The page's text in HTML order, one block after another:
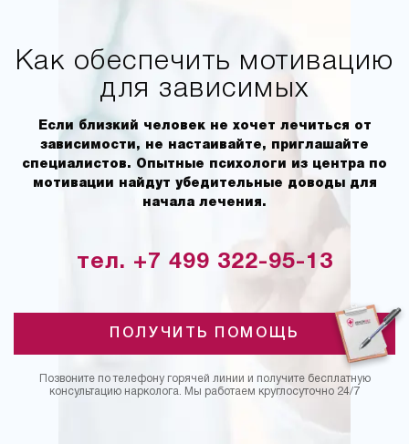
Как обеспечить мотивацию
для зависимых
Если близкий человек не хочет лечиться от
зависимости, не настаивайте, приглашайте
специалистов. Опытные психологи из центра по
мотивации найдут убедительные доводы для
начала лечения.
тел. +7 499 322-95-13
ПОЛУЧИТЬ ПОМОЩЬ
Позвоните по телефону горячей линии и получите бесплатную
консультацию нарколога. Мы работаем круглосуточно 24/7